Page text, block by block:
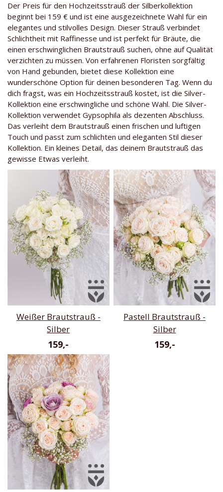
Der Preis für den Hochzeitsstrauß der Silberkollektion
beginnt bei 159 € und ist eine ausgezeichnete Wahl für ein
elegantes und stilvolles Design. Dieser Strauß verbindet
Schlichtheit mit Raffinesse und ist perfekt für Bräute, die
einen erschwinglichen Brautstrauß suchen, ohne auf Qualität
verzichten zu müssen. Von erfahrenen Floristen sorgfältig
von Hand gebunden, bietet diese Kollektion eine
wunderschöne Option für deinen besonderen Tag. Wenn du
dich fragst, was ein Hochzeitsstrauß kostet, ist die Silver-
Kollektion eine erschwingliche und schöne Wahl. Die Silver-
Kollektion verwendet Gypsophila als dezenten Abschluss.
Das verleiht dem Brautstrauß einen frischen und luftigen
Touch und passt zum schlichten und eleganten Stil dieser
Kollektion. Ein kleines Detail, das deinem Brautstrauß das
gewisse Etwas verleiht.
Weißer Brautstrauß -
Silber
159,-
Pastell Brautstrauß -
Silber
159,-